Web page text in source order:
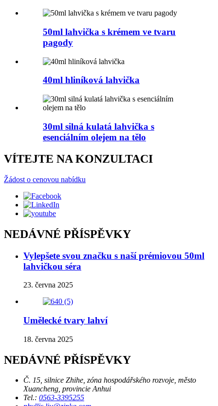
50ml lahvička s krémem ve tvaru
pagody
40ml hliníková lahvička
30ml silná kulatá lahvička s
esenciálním olejem na tělo
VÍTEJTE NA KONZULTACI
Žádost o cenovou nabídku
NEDÁVNÉ PŘÍSPĚVKY
Vylepšete svou značku s naší prémiovou 50ml
lahvičkou séra
23. června 2025
Umělecké tvary lahví
18. června 2025
NEDÁVNÉ PŘÍSPĚVKY
Č. 15, silnice Zhihe, zóna hospodářského rozvoje, město
Xuancheng, provincie Anhui
Tel.: 0563-3395255